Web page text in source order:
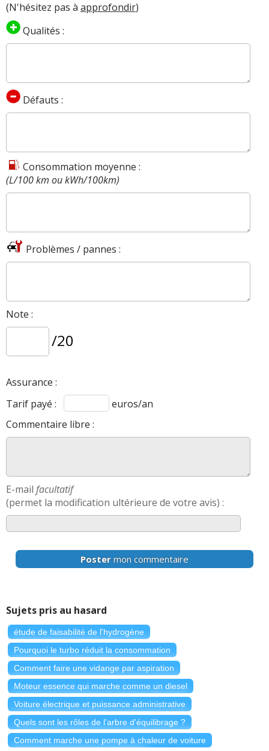
(N'hésitez pas à approfondir)
Qualités :
Défauts :
Consommation moyenne :
(L/100 km ou kWh/100km)
Problèmes / pannes :
Note :
/20
Assurance :
Tarif payé :
euros/an
Commentaire libre :
E-mail facultatif
(permet la modification ultérieure de votre avis) :
Poster mon commentaire
Sujets pris au hasard
étude de faisabilité de l'hydrogène
Pourquoi le turbo réduit la consommation
Comment faire une vidange par aspiration
Moteur essence qui marche comme un diesel
Voiture électrique et puissance administrative
Quels sont les rôles de l'arbre d'équilibrage ?
Comment marche une pompe à chaleur de voiture